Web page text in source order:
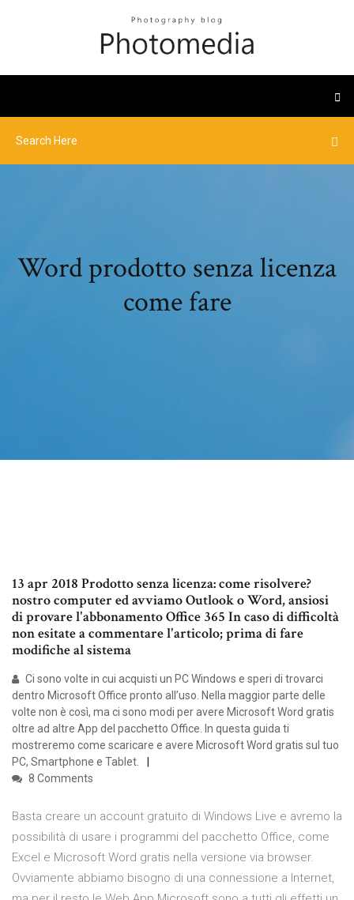
Word prodotto senza licenza
come fare
13 apr 2018 Prodotto senza licenza: come risolvere?
nostro computer ed avviamo Outlook o Word, ansiosi
di provare l'abbonamento Office 365 In caso di difficoltà
non esitate a commentare l'articolo; prima di fare
modifiche al sistema
Ci sono volte in cui acquisti un PC Windows e speri di trovarci
dentro Microsoft Office pronto all’uso. Nella maggior parte delle
volte non è così, ma ci sono modi per avere Microsoft Word gratis
oltre ad altre App del pacchetto Office. In questa guida ti
mostreremo come scaricare e avere Microsoft Word gratis sul tuo
PC, Smartphone e Tablet.
8 Comments
Basta creare un account gratuito di Windows Live e avremo la
possibilità di usare i programmi del pacchetto Office, come
Excel e Microsoft Word gratis nella versione via browser.
Ovviamente abbiamo bisogno di una connessione a Internet,